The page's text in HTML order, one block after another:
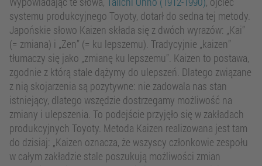
systemu produkcyjnego Toyoty, dotarł do sedna tej metody.
Japońskie słowo Kaizen składa się z dwóch wyrazów: „Kai”
(= zmiana) i „Zen” (= ku lepszemu). Tradycyjnie „kaizen”
tłumaczy się jako „zmianę ku lepszemu”. Kaizen to postawa,
zgodnie z którą stale dążymy do ulepszeń. Dlatego związane
z nią skojarzenia są pozytywne: nie zadowala nas stan
istniejący, dlatego wszędzie dostrzegamy możliwość na
zmiany i ulepszenia. To podejście przyjęło się w zakładach
produkcyjnych Toyoty. Metoda Kaizen realizowana jest tam
do dzisiaj: „Kaizen oznacza, że wszyscy członkowie zespołu
w całym zakładzie stale poszukują możliwości zmian